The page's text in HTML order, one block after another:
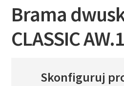
Brama
CLASSIC
Skonfiguruj